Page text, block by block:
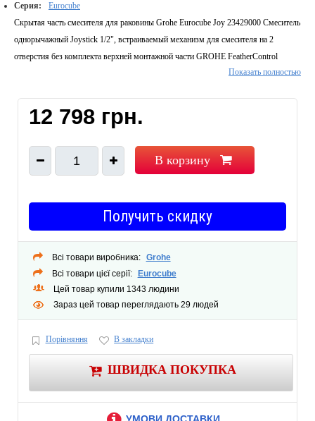
Серия:
Eurocube
Скрытая часть смесителя для раковины Grohe Eurocube Joy 23429000 Смеситель
однорычажный Joystick 1/2", встраиваемый механизм для смесителя на 2
отверстия без комплекта верхней монтажной части GROHE FeatherControl
Joystick картридж для скрытого монтажа глубина монтажа 78,5 - 103,5 мм
Показать полностью
12 798 грн.
1 В корзину
Получить скидку
Всі товари виробника: Grohe
Всі товари цієї серії:
Eurocube
Цей товар купили 1343 людини
Зараз цей товар переглядають 29 людей
Порівняння В закладки
ШВИДКА ПОКУПКА
УМОВИ ДОСТАВКИ